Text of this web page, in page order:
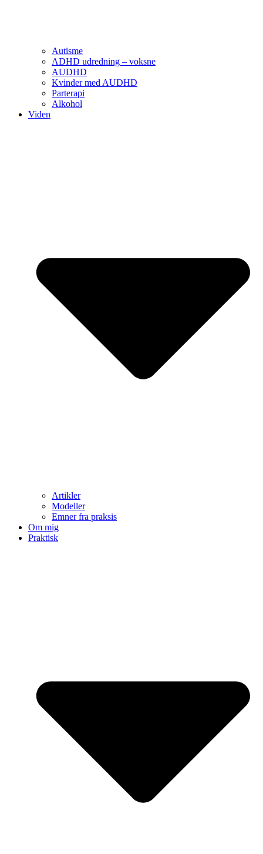
Autisme
ADHD udredning – voksne
AUDHD
Kvinder med AUDHD
Parterapi
Alkohol
Viden
Artikler
Modeller
Emner fra praksis
Om mig
Praktisk